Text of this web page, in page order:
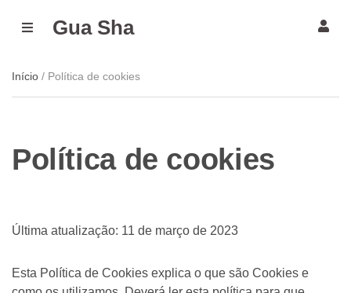
M
U
Gua Sha
Início / Política de cookies
Política de cookies
Última atualização: 11 de março de 2023
Esta Política de Cookies explica o que são Cookies e